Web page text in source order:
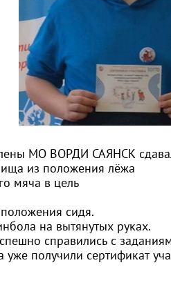
МО ВОРДИ САЯНСК
из положения лёжа
мяча в цель
сидя.
на вытянутых руках.
справились с
получили сертификат